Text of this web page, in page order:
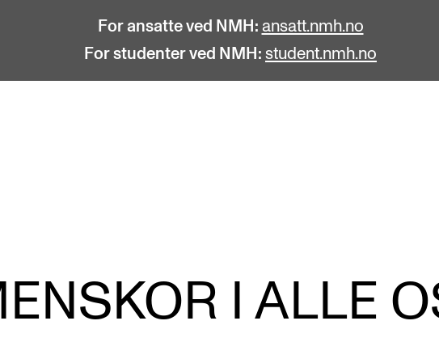
For ansatte ved NMH: ansatt.nmh.no
For studenter ved NMH: student.nmh.no
Salane våre
I ALLE